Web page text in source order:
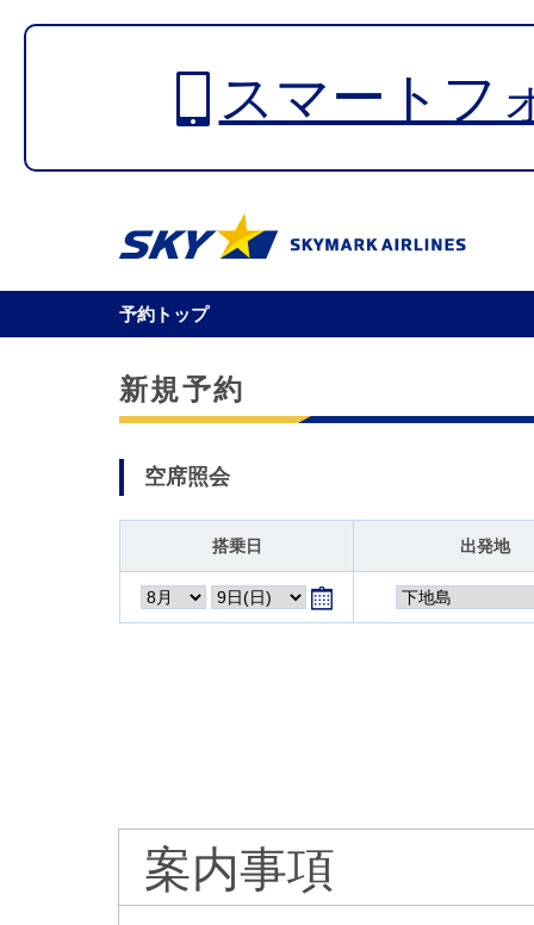
スマートフ
予約トップ
新規予約
空席照会
搭乗日 出発地
案内事項